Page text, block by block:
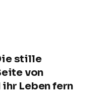
stille
von
Leben fern